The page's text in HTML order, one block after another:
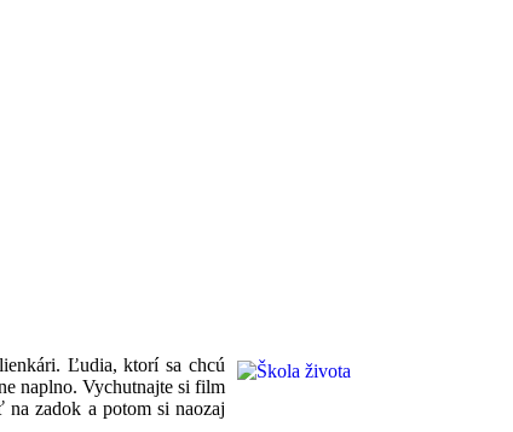
Ľudia, ktorí sa chcú
naplno. Vychutnajte si film
zadok a potom si naozaj